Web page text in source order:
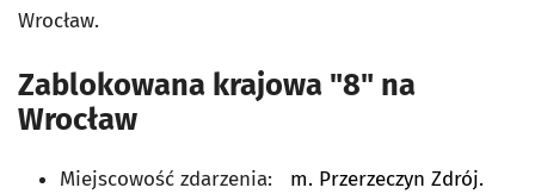
Wrocław.
Zablokowana krajowa "8" na
Wrocław
Miejscowość zdarzenia:
m. Przerzeczyn Zdrój.